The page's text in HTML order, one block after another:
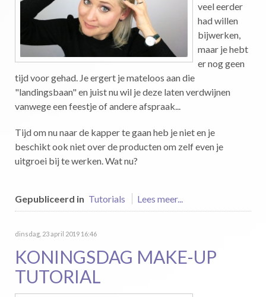
veel eerder
had willen
bijwerken,
maar je hebt
er nog geen
tijd voor gehad. Je ergert je mateloos aan die
"landingsbaan" en juist nu wil je deze laten verdwijnen
vanwege een feestje of andere afspraak...
Tijd om nu naar de kapper te gaan heb je niet en je
beschikt ook niet over de producten om zelf even je
uitgroei bij te werken. Wat nu?
Gepubliceerd in Tutorials Lees meer...
dinsdag, 23 april 2019 16:46
KONINGSDAG MAKE-UP
TUTORIAL